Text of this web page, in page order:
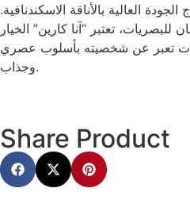
العالية بالأناقة الاسكندنافية.
تعتبر “آنا كارين” الخيار
تعبر عن شخصيته بأسلوب عصري
وجذاب.
Share Product